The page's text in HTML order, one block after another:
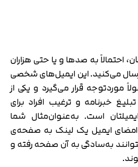
احتمالاً به صدها و یا حتی هزاران
می‌کنید. این ایمیل‌های شخصی
موردتوجه قرار می‌گیرد و یکی از
خبرنامه و ترغیب افراد برای
است. به‌عنوان‌مثال شما
ایمیل یک لینک به صفحه‌ی
بتوانند به‌سادگی به آن صفحه رفته و